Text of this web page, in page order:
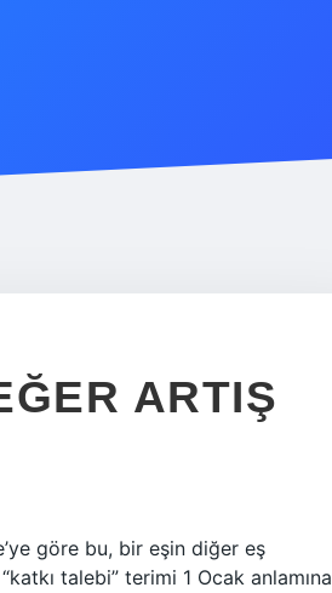
ARTIŞ
göre bu, bir eşin diğer eş
talebi” terimi 1 Ocak anlamına